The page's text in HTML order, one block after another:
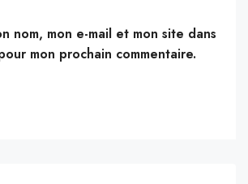
nom, mon e-mail et mon site dans
mon prochain commentaire.